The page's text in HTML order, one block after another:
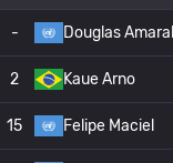
- Douglas Amaral
2 Kaue Arno
15 Felipe Maciel